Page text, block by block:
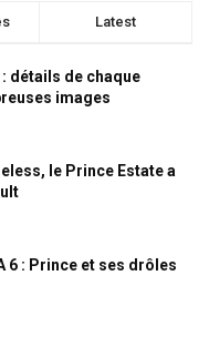
Latest
: détails de chaque
images
le Prince Estate a
6 : Prince et ses drôles